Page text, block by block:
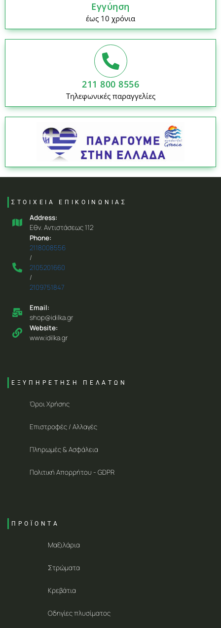
Εγγύηση
έως 10 χρόνια
211 800 8556
Τηλεφωνικές παραγγελίες
ΣΤΟΙΧΕΙΑ ΕΠΙΚΟΙΝΩΝΙΑΣ
Address:
Eθν. Aντιστάσεως 112
Phone:
2118008556
/
2105201660
/
2109751847
Email:
shop@idilka.gr
Website:
www.idilka.gr
ΕΞΥΠΗΡΕΤΗΣΗ ΠΕΛΑΤΩΝ
Όροι Χρήσης
Επιστροφές / Αλλαγές
Πληρωμές & Ασφάλεια
Πολιτική Απορρήτου - GDPR
ΠΡΟΪΟΝΤΑ
Μαξιλάρια
Στρώματα
Κρεβάτια
Οδηγίες πλυσίματος